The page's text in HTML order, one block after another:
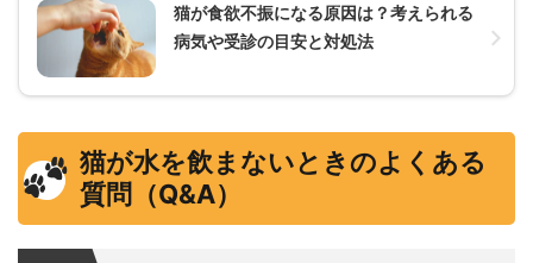
猫が食欲不振になる原因は？考えられる
病気や受診の目安と対処法
猫が水を飲まないときのよくある
質問（Q&A）